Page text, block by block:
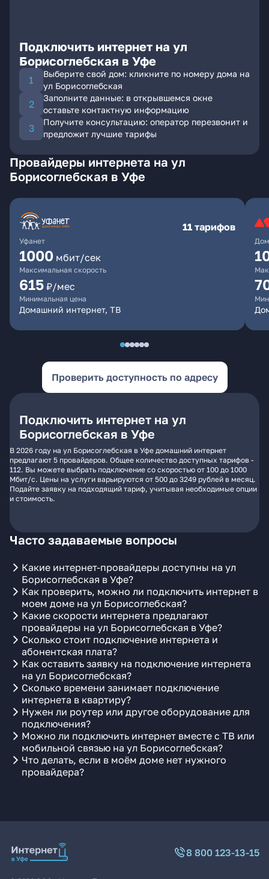
Подключить интернет на ул
Борисоглебская в Уфе
Выберите свой дом: кликните по номеру дома на
ул Борисоглебская
Заполните данные: в открывшемся окне
оставьте контактную информацию
Получите консультацию: оператор перезвонит и
предложит лучшие тарифы
Провайдеры интернета на ул
Борисоглебская в Уфе
Уфанет
11 тарифов
1000 мбит/сек
Максимальная скорость
615 ₽/мес
Минимальная цена
Домашний интернет, ТВ
Проверить доступность по адресу
Подключить интернет на ул
Борисоглебская в Уфе
В 2026 году на ул Борисоглебская в Уфе домашний интернет
предлагают 5 провайдеров. Общее количество доступных тарифов -
112. Вы можете выбрать подключение со скоростью от 100 до 1000
Мбит/с. Цены на услуги варьируются от 500 до 3249 рублей в месяц.
Подайте заявку на подходящий тариф, учитывая необходимые опции
и стоимость.
Часто задаваемые вопросы
Какие интернет-провайдеры доступны на ул
Борисоглебская в Уфе?
Как проверить, можно ли подключить интернет в
моем доме на ул Борисоглебская?
Какие скорости интернета предлагают
провайдеры на ул Борисоглебская в Уфе?
Сколько стоит подключение интернета и
абонентская плата?
Как оставить заявку на подключение интернета
на ул Борисоглебская?
Сколько времени занимает подключение
интернета в квартиру?
Нужен ли роутер или другое оборудование для
подключения?
Можно ли подключить интернет вместе с ТВ или
мобильной связью на ул Борисоглебская?
Что делать, если в моём доме нет нужного
провайдера?
8 800 123-13-15